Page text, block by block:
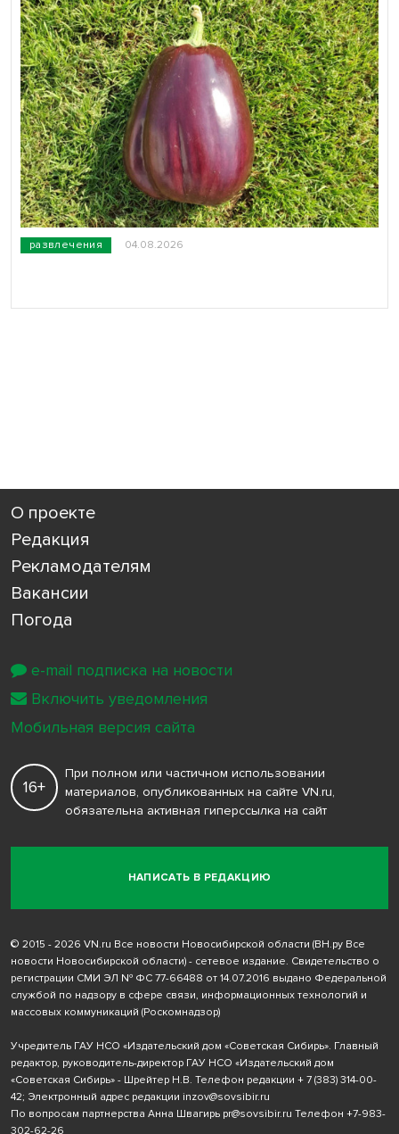
развлечения 04.08.2026
О проекте
Редакция
Рекламодателям
Вакансии
Погода
НАПИСАТЬ В РЕДАКЦИЮ
16+
При полном или частичном использовании
материалов, опубликованных на сайте VN.ru,
обязательна активная гиперссылка на сайт
© 2015 - 2026 VN.ru Все новости Новосибирской области (ВН.ру Все
новости Новосибирской области) - сетевое издание. Свидетельство о
регистрации СМИ ЭЛ № ФС 77-66488 от 14.07.2016 выдано Федеральной
службой по надзору в сфере связи, информационных технологий и
массовых коммуникаций (Роскомнадзор)
Учредитель ГАУ НСО «Издательский дом «Советская Сибирь». Главный
редактор, руководитель-директор ГАУ НСО «Издательский дом
«Советская Сибирь» - Шрейтер Н.В. Телефон редакции + 7 (383) 314-00-
42; Электронный адрес редакции inzov@sovsibir.ru
По вопросам партнерства Анна Швагирь pr@sovsibir.ru Телефон +7-983-
302-62-26
e-mail подписка на новости
Включить уведомления
Мобильная версия сайта